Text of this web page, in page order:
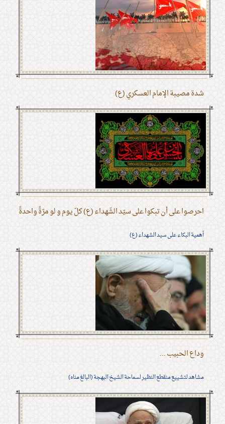
شدة مصيبة الإمام العسكري (ع)
احرصوا على أن تبكوا على سيّد الشّهداء (ع) كلّ يوم و لو مرّةً واحدةً
أهمية البكاء على سيد الشهداء (ع)
وداع الحبيب ...
مشاهد لتشييع منقطع النظير لسماحة الشيخ البهجة (البالغ مناه)